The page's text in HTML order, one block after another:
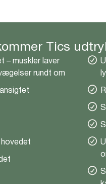
Tics
– muskler laver
rundt om